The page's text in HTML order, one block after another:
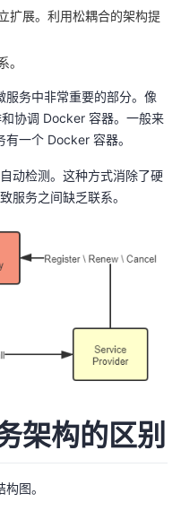
扩展。利用松耦合的架构提
。
务中非常重要的部分。像
协调 Docker 容器。一般来
一个 Docker 容器。
动检测。这种方式消除了硬
服务之间缺乏联系。
架构的区别
图。